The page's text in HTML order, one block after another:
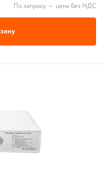
По запросу • цена без НДС